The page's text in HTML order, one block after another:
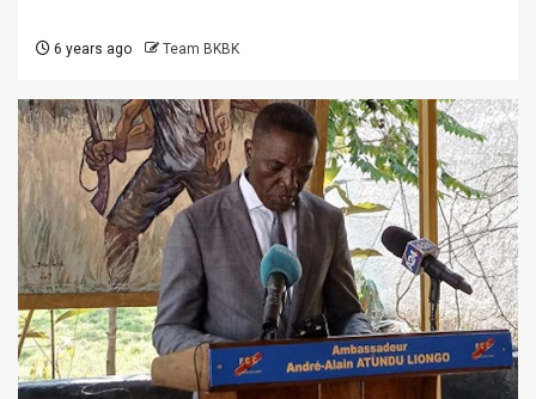
6 years ago Team BKBK